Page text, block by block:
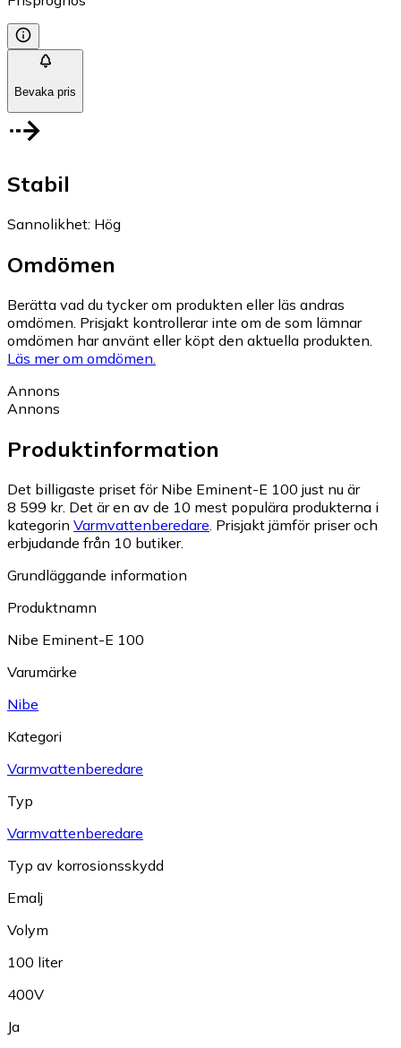
Bevaka pris
Stabil
Sannolikhet: Hög
Omdömen
Berätta vad du tycker om produkten eller läs andras
omdömen. Prisjakt kontrollerar inte om de som lämnar
omdömen har använt eller köpt den aktuella produkten.
Läs mer om omdömen.
Annons
Annons
Produktinformation
Det billigaste priset för Nibe Eminent-E 100 just nu är
8 599 kr. Det är en av de 10 mest populära produkterna i
kategorin Varmvattenberedare Prisjakt jämför priser och
erbjudande från 10 butiker.
Grundläggande information
Produktnamn
Nibe Eminent-E 100
Varumärke
Nibe
Kategori
Varmvattenberedare
Typ
Varmvattenberedare
Typ av korrosionsskydd
Emalj
Volym
100 liter
400V
Ja